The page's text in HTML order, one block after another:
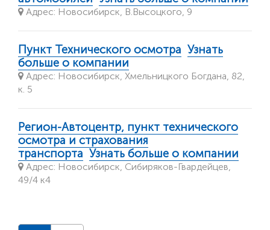
Адрес: Новосибирск, В.Высоцкого, 9
Пункт Технического осмотра Узнать
больше о компании
Адрес: Новосибирск, Хмельницкого Богдана, 82,
к. 5
Регион-Автоцентр, пункт технического
осмотра и страхования
транспорта Узнать больше о компании
Адрес: Новосибирск, Сибиряков-Гвардейцев,
49/4 к4